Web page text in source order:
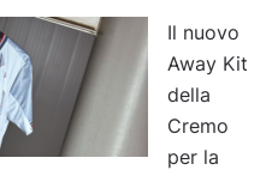
Il nuovo
Away Kit
della
Cremo
per la